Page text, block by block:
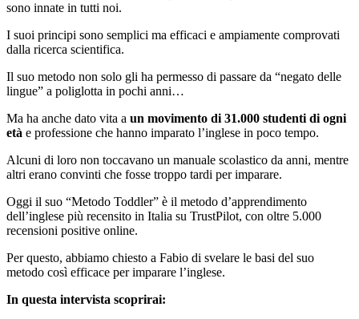
sono innate in tutti noi.
I suoi principi sono semplici ma efficaci e ampiamente comprovati
dalla ricerca scientifica.
Il suo metodo non solo gli ha permesso di passare da “negato delle
lingue” a poliglotta in pochi anni…
Ma ha anche dato vita a un movimento di 31.000 studenti di ogni
età e professione che hanno imparato l’inglese in poco tempo.
Alcuni di loro non toccavano un manuale scolastico da anni, mentre
altri erano convinti che fosse troppo tardi per imparare.
Oggi il suo “Metodo Toddler” è il metodo d’apprendimento
dell’inglese più recensito in Italia su TrustPilot, con oltre 5.000
recensioni positive online.
Per questo, abbiamo chiesto a Fabio di svelare le basi del suo
metodo così efficace per imparare l’inglese.
In questa intervista scoprirai: